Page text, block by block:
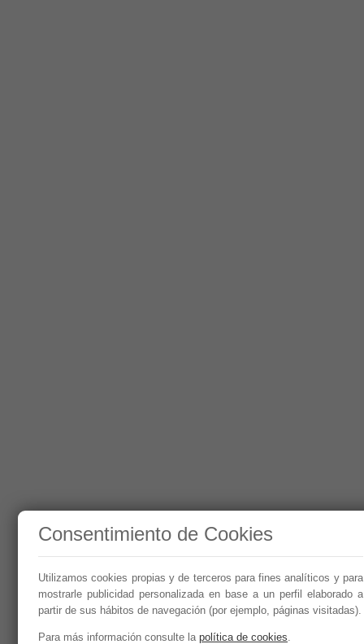
Consentimiento de Cookies
Utilizamos cookies propias y de terceros para fines analíticos y para
mostrarle publicidad personalizada en base a un perfil elaborado a
partir de sus hábitos de navegación (por ejemplo, páginas visitadas).
Para más información consulte la política de cookies.